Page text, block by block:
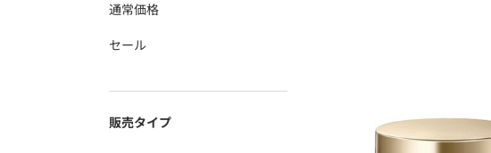
通常価格
セール
販売タイプ